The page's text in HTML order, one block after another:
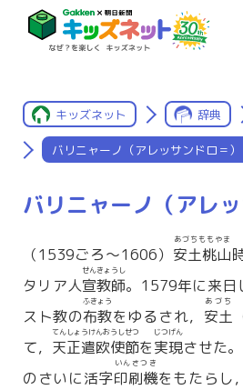
キッズネット 辞典
バリニャーノ（アレッサンドロ＝）
バリニャーノ（アレッ
（1539ごろ〜1606） 安土桃山
あづちももやま
タリア人宣教師
せんきょうし
。1579年に来日
スト教の布教
ふきょう
をゆるされ， 安土
あづち
て， 天正遣欧使節
てんしょうけんおうしせつ
を実現
じつげん
させた
のさいに活字印刷機
いんさつき
をもたらし